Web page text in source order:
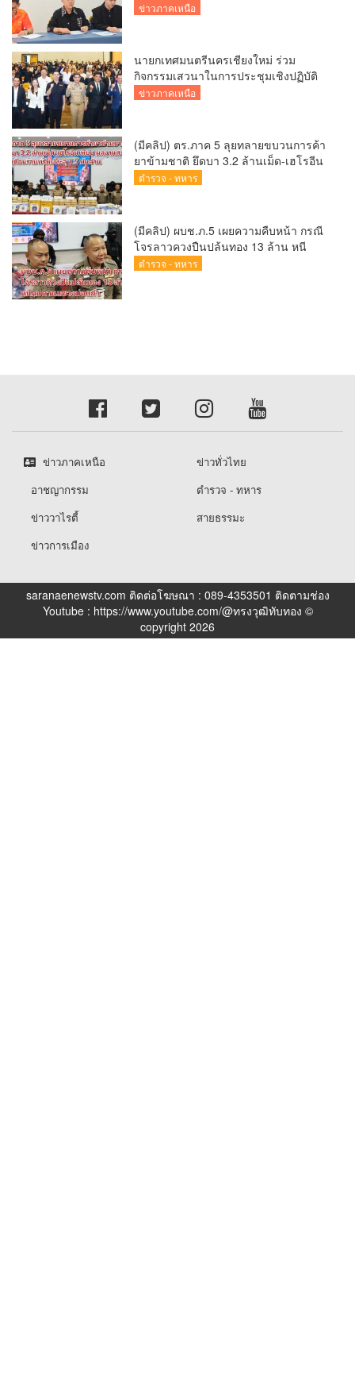
พร้อมคัดเลือกนักกีฬาเยาวชน ยุวชน และ
ข่าวภาคเหนือ
นายกเทศมนตรีนครเชียงใหม่ ร่วม
กิจกรรมเสวนาในการประชุมเชิงปฏิบัติ
การป้องกันการทุจริตเชิงรุก ขับเคลื่อน
ข่าวภาคเหนือ
(มีคลิป) ตร.ภาค 5 ลุยทลายขบวนการค้า
ยาข้ามชาติ ยึดบา 3.2 ล้านเม็ด-เฮโรอีน
เพียบ ผลงานสะสม 10 เดือนรวบทรัพย์
ตำรวจ - ทหาร
(มีคลิป) ผบช.ภ.5 เผยความคืบหน้า กรณี
โจรลาวควงปืนปล้นทอง 13 ล้าน หนี
กบดานแขวงบ่อแก้ว
ตำรวจ - ทหาร
ข่าวภาคเหนือ
ข่าวทั่วไทย
อาชญากรรม
ตำรวจ - ทหาร
ข่าววาไรตี้
สายธรรมะ
ข่าวการเมือง
saranaenewstv.com ติดต่อโฆษณา : 089-4353501 ติดตามช่อง
Youtube : https://www.youtube.com/@ทรงวุฒิทับทอง ©
copyright 2026